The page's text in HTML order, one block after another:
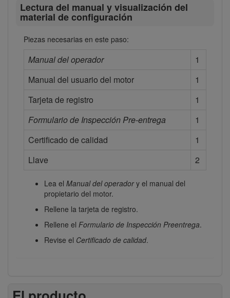
Lectura del manual y visualización del
material de configuración
Piezas necesarias en este paso:
Manual del operador
1
Manual del usuario del motor
1
Tarjeta de registro
1
Formulario de Inspección Pre-entrega
1
Certificado de calidad
1
Llave
2
Lea el Manual del operadory el manual del
propietario del motor.
Rellene la tarjeta de registro.
Rellene el Formulario de Inspección Preentrega.
Revise el Certificado de calidad.